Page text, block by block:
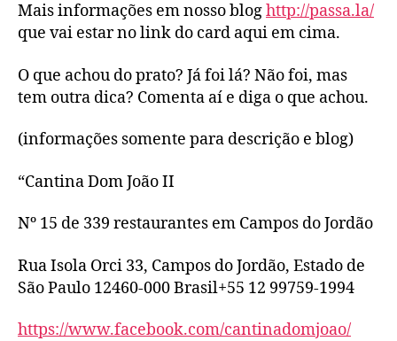
Mais informações em nosso bloghttp://passa.la/
que vai estar no link do card aqui em cima.
O que achou do prato? Já foi lá? Não foi, mas
tem outra dica? Comenta aí e diga o que achou.
(informações somente para descrição e blog)
“Cantina Dom João II
Nº 15 de 339 restaurantes em Campos do Jordão
Rua Isola Orci 33, Campos do Jordão, Estado de
São Paulo 12460-000 Brasil+55 12 99759-1994
https://www.facebook.com/cantinadomjoao/